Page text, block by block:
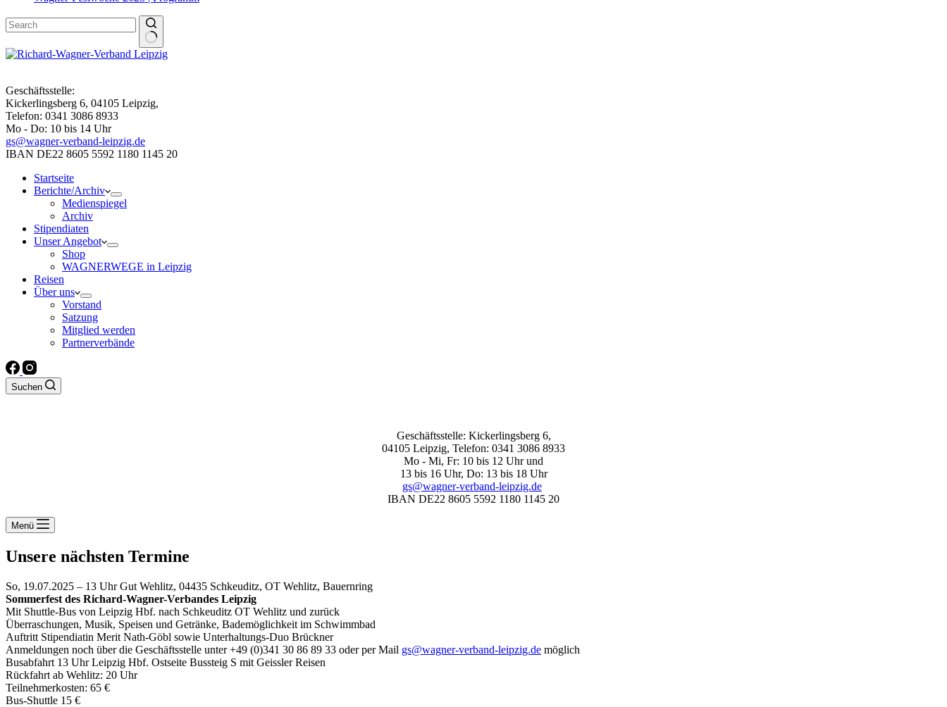
Geschäftsstelle:
Kickerlingsberg 6, 04105 Leipzig,
Telefon: 0341 3086 8933
Mo - Do: 10 bis 14 Uhr
gs@wagner-verband-leipzig.de
IBAN DE22 8605 5592 1180 1145 20
Startseite
Berichte/Archiv
Medienspiegel
Archiv
Stipendiaten
Unser Angebot
Shop
WAGNERWEGE in Leipzig
Reisen
Über uns
Vorstand
Satzung
Mitglied werden
Partnerverbände
Suchen
Geschäftsstelle: Kickerlingsberg 6,
04105 Leipzig, Telefon: 0341 3086 8933
Mo - Mi, Fr: 10 bis 12 Uhr und
13 bis 16 Uhr, Do: 13 bis 18 Uhr
gs@wagner-verband-leipzig.de
IBAN DE22 8605 5592 1180 1145 20
Menü
Unsere nächsten Termine
So, 19.07.2025 – 13 Uhr Gut Wehlitz, 04435 Schkeuditz, OT Wehlitz, Bauernring
Sommerfest des Richard-Wagner-Verbandes Leipzig
Mit Shuttle-Bus von Leipzig Hbf. nach Schkeuditz OT Wehlitz und zurück
Überraschungen, Musik, Speisen und Getränke, Bademöglichkeit im Schwimmbad
Auftritt Stipendiatin Merit Nath-Göbl sowie Unterhaltungs-Duo Brückner
Anmeldungen noch über die Geschäftsstelle unter +49 (0)341 30 86 89 33 oder per Mail gs@wagner-verband-leipzig.de möglich
Busabfahrt 13 Uhr Leipzig Hbf. Ostseite Bussteig S mit Geissler Reisen
Rückfahrt ab Wehlitz: 20 Uhr
Teilnehmerkosten: 65 €
Bus-Shuttle 15 €